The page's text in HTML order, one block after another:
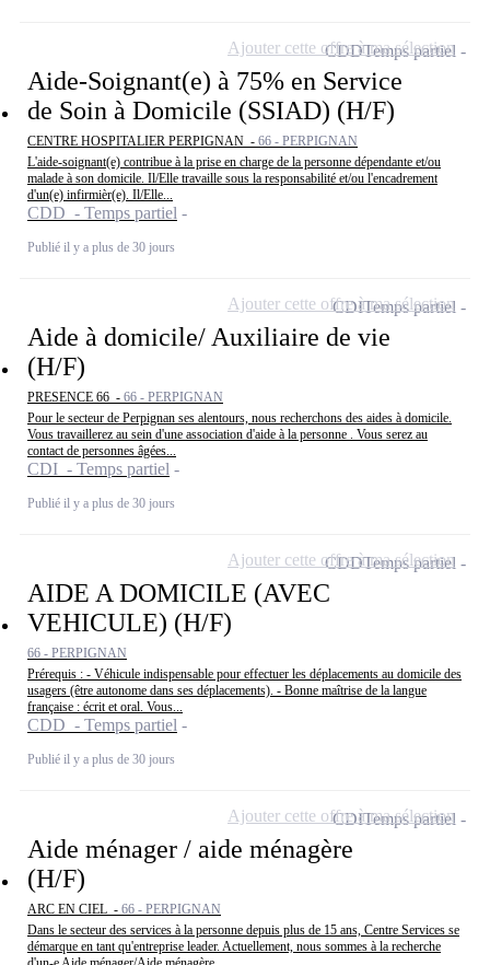
Aide-Soignant(e) à 75% en Service
de Soin à Domicile (SSIAD) (H/F)
CENTRE HOSPITALIER PERPIGNAN - 66 - PERPIGNAN
L'aide-soignant(e) contribue à la prise en charge de la personne dépendante et/ou
malade à son domicile. Il/Elle travaille sous la responsabilité et/ou l'encadrement
d'un(e) infirmièr(e). Il/Elle...
CDD - Temps partiel
Publié il y a plus de 30 jours
CDDTemps partiel
Ajouter cette offre à ma sélection
Aide à domicile/ Auxiliaire de vie
(H/F)
PRESENCE 66 - 66 - PERPIGNAN
Pour le secteur de Perpignan ses alentours, nous recherchons des aides à domicile.
Vous travaillerez au sein d'une association d'aide à la personne . Vous serez au
contact de personnes âgées...
CDI - Temps partiel
Publié il y a plus de 30 jours
CDITemps partiel
Ajouter cette offre à ma sélection
AIDE A DOMICILE (AVEC
VEHICULE) (H/F)
66 - PERPIGNAN
Prérequis : - Véhicule indispensable pour effectuer les déplacements au domicile des
usagers (être autonome dans ses déplacements). - Bonne maîtrise de la langue
française : écrit et oral. Vous...
CDD - Temps partiel
Publié il y a plus de 30 jours
CDDTemps partiel
Ajouter cette offre à ma sélection
Aide ménager / aide ménagère
(H/F)
ARC EN CIEL - 66 - PERPIGNAN
Dans le secteur des services à la personne depuis plus de 15 ans, Centre Services se
démarque en tant qu'entreprise leader. Actuellement, nous sommes à la recherche
CDITemps partiel
Ajouter cette offre à ma sélection